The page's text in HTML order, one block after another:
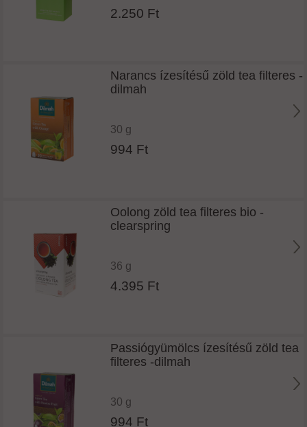
2.250 Ft
Narancs ízesítésű zöld tea filteres -
dilmah
30 g
994 Ft
Oolong zöld tea filteres bio -
clearspring
36 g
4.395 Ft
Passiógyümölcs ízesítésű zöld tea
filteres -dilmah
30 g
994 Ft